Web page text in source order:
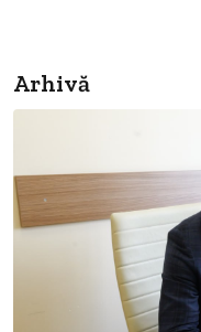
Arhivă